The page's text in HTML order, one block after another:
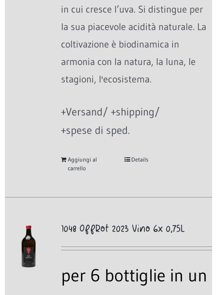
in cui cresce l’uva. Si distingue per
la sua piacevole acidità naturale. La
coltivazione è biodinamica in
armonia con la natura, la luna, le
stagioni, l'ecosistema.
+Versand/ +shipping/
+spese di sped.
Aggiungi al
carrello
Details
1048 OffRot 2023 Vino 6x 0,75L
per 6 bottiglie in un